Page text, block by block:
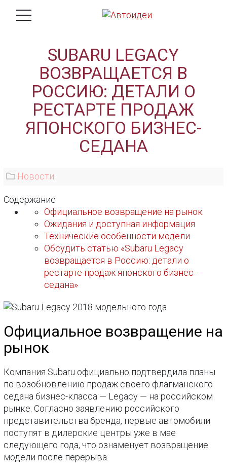
SUBARU LEGACY
ВОЗВРАЩАЕТСЯ В
РОССИЮ: ДЕТАЛИ О
РЕСТАРТЕ ПРОДАЖ
ЯПОНСКОГО БИЗНЕС-
СЕДАНА
Новости
Содержание
Официальное возвращение на рынок
Ожидания и доступная информация
Технические особенности модели
Обсудить статью «Subaru Legacy
возвращается в Россию: детали о
рестарте продаж японского бизнес-
седана»
Официальное возвращение на
рынок
Компания Subaru официально подтвердила планы
по возобновлению продаж своего флагманского
седана бизнес-класса — Legacy — на российском
рынке. Согласно заявлению российского
представительства бренда, первые автомобили
поступят в дилерские центры уже в мае
следующего года, что ознаменует возвращение
модели после перерыва.